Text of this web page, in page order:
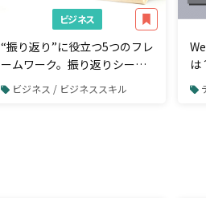
ビジネス
“振り返り”に役立つ5つのフレ
ームワーク。振り返りシート
の書き方や方法を押さえよう
ビジネス / ビジネススキル
は
た